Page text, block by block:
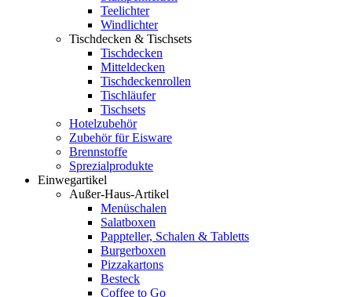
Teelichter
Windlichter
Tischdecken & Tischsets
Tischdecken
Mitteldecken
Tischdeckenrollen
Tischläufer
Tischsets
Hotelzubehör
Zubehör für Eisware
Brennstoffe
Sprezialprodukte
Einwegartikel
Außer-Haus-Artikel
Menüschalen
Salatboxen
Pappteller, Schalen & Tabletts
Burgerboxen
Pizzakartons
Besteck
Coffee to Go